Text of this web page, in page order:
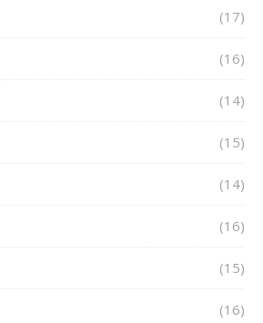
(17)
(16)
(14)
(15)
(14)
(16)
(15)
(16)